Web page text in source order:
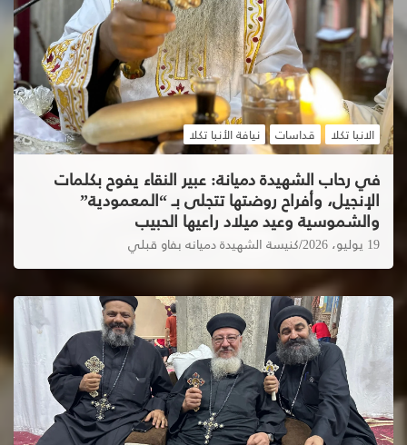
الانبا تكلا قداسات نيافة الأنبا تكلا
في رحاب الشهيدة دميانة: عبير النقاء يفوح بكلمات
الإنجيل، وأفراح روضتها تتجلى بـ “المعمودية”
والشموسية وعيد ميلاد راعيها الحبيب
19 يوليو، 2026 كنيسة الشهيدة دميانه بفاو قبلي